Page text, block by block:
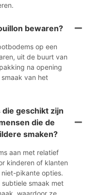
bewaren?
op een
uit de buurt van
na opening
van het
geschikt zijn
die de
smaken?
aan met relatief
kinderen of klanten
pikante opties.
smaak met
waardoor ze